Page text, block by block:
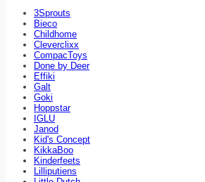
3Sprouts
Bieco
Childhome
Cleverclixx
CompacToys
Done by Deer
Effiki
Galt
Goki
Hoppstar
IGLU
Janod
Kid's Concept
KikkaBoo
Kinderfeets
Lilliputiens